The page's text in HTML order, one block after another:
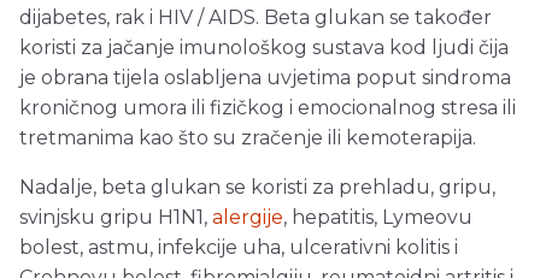
dijabetes, rak i HIV / AIDS. Beta glukan se također
koristi za jačanje imunološkog sustava kod ljudi čija
je obrana tijela oslabljena uvjetima poput sindroma
kroničnog umora ili fizičkog i emocionalnog stresa ili
tretmanima kao što su zračenje ili kemoterapija.
Nadalje, beta glukan se koristi za prehladu, gripu,
svinjsku gripu H1N1, alergije, hepatitis, Lymeovu
bolest, astmu, infekcije uha, ulcerativni kolitis i